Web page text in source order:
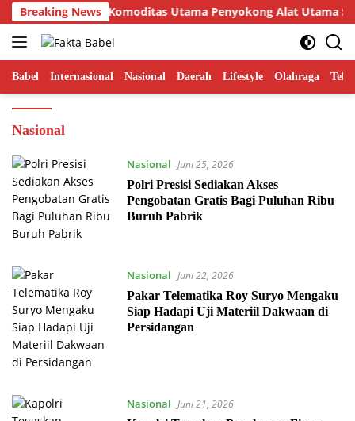
Langsung
ke
konten
Breaking News
Nikel Menjadi Komoditas Utama Penyokong Alat Utama
Babel Internasional Nasional Daerah Lifestyle Olahraga
Nasional
Nasional Juni 25, 2026
Polri Presisi Sediakan Akses
Pengobatan Gratis Bagi Puluhan Ribu
Buruh Pabrik
Nasional Juni 22, 2026
Pakar Telematika Roy Suryo Mengaku
Siap Hadapi Uji Materiil Dakwaan di
Persidangan
Nasional Juni 21, 2026